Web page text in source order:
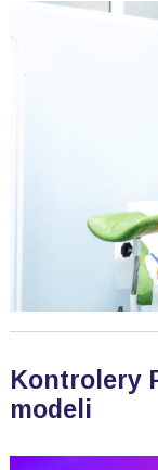
Kontrolery
modeli